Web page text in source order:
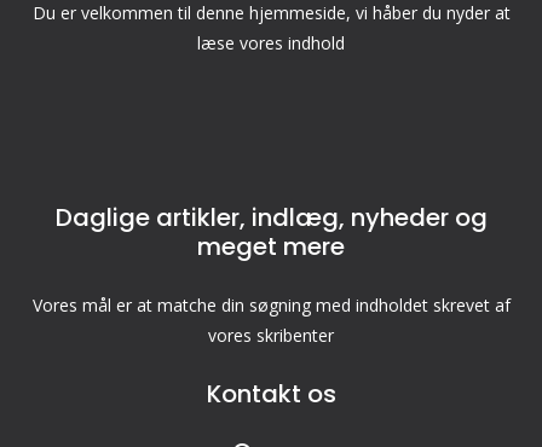
Du er velkommen til denne hjemmeside, vi håber du nyder at
læse vores indhold
Daglige artikler, indlæg, nyheder og
meget mere
Vores mål er at matche din søgning med indholdet skrevet af
vores skribenter
Kontakt os